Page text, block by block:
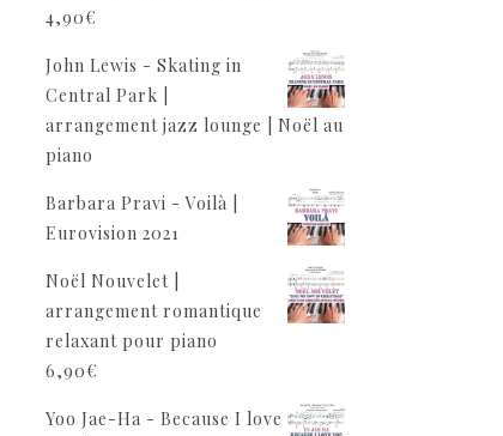
4,90€
John Lewis - Skating in
Central Park |
arrangement jazz lounge | Noël au
piano
Barbara Pravi - Voilà |
Eurovision 2021
Noël Nouvelet |
arrangement romantique
relaxant pour piano
6,90€
Yoo Jae-Ha - Because I love